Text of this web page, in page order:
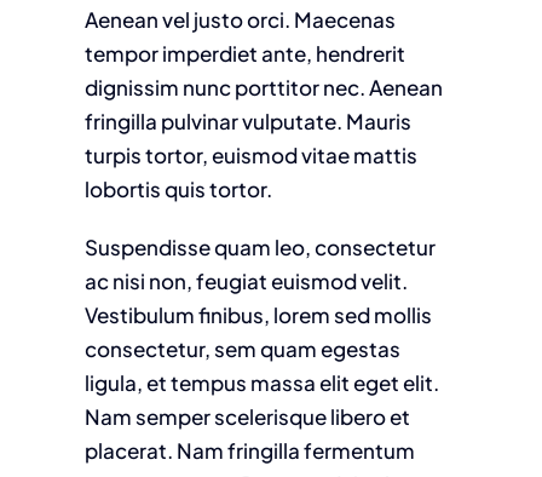
Aenean vel justo orci. Maecenas
tempor imperdiet ante, hendrerit
dignissim nunc porttitor nec. Aenean
fringilla pulvinar vulputate. Mauris
turpis tortor, euismod vitae mattis
lobortis quis tortor.
Suspendisse quam leo, consectetur
ac nisi non, feugiat euismod velit.
Vestibulum finibus, lorem sed mollis
consectetur, sem quam egestas
ligula, et tempus massa elit eget elit.
Nam semper scelerisque libero et
placerat. Nam fringilla fermentum